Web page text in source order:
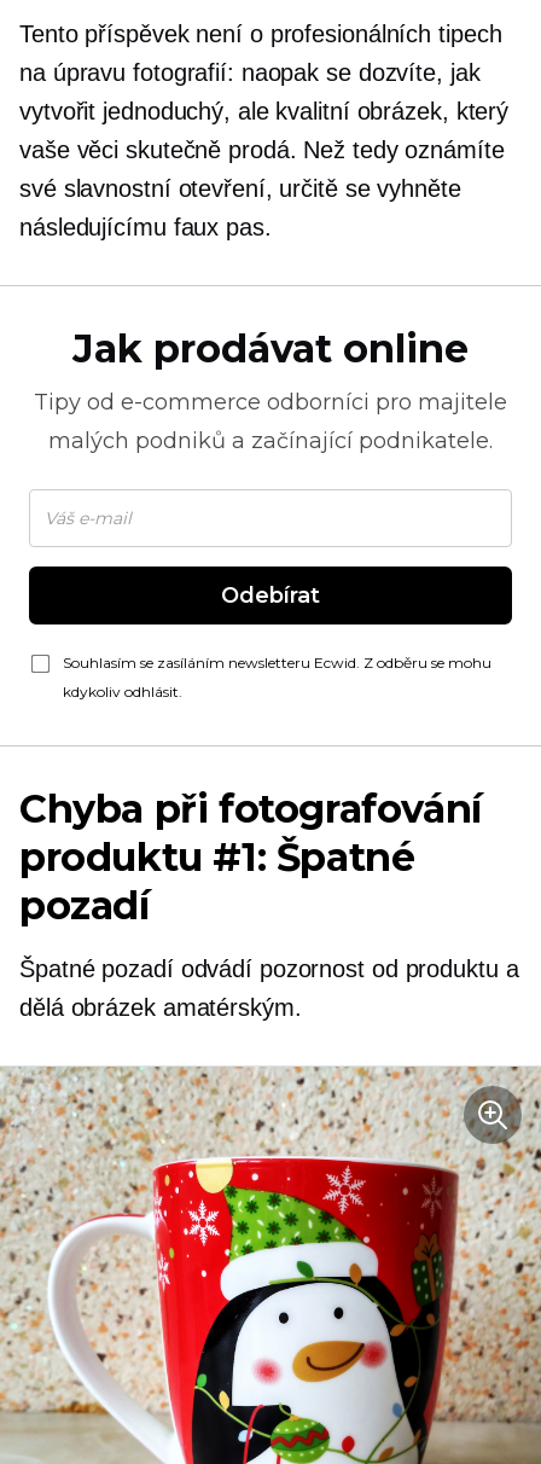
Tento příspěvek není o profesionálních tipech
na úpravu fotografií: naopak se dozvíte, jak
vytvořit jednoduchý, ale kvalitní obrázek, který
vaše věci skutečně prodá. Než tedy oznámíte
své slavnostní otevření, určitě se vyhněte
následujícímu faux pas.
Jak prodávat online
Tipy od e-commerce odborníci pro majitele
malých podniků a začínající podnikatele.
Odebírat
Souhlasím se zasíláním newsletteru Ecwid. Z odběru se mohu
kdykoliv odhlásit.
Chyba při fotografování
produktu #1: Špatné
pozadí
Špatné pozadí odvádí pozornost od produktu a
dělá obrázek amatérským.